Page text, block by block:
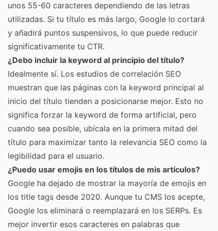
unos 55-60 caracteres dependiendo de las letras
utilizadas. Si tu título es más largo, Google lo cortará
y añadirá puntos suspensivos, lo que puede reducir
significativamente tu CTR.
¿Debo incluir la keyword al principio del título?
Idealmente sí. Los estudios de correlación SEO
muestran que las páginas con la keyword principal al
inicio del título tienden a posicionarse mejor. Esto no
significa forzar la keyword de forma artificial, pero
cuando sea posible, ubícala en la primera mitad del
título para maximizar tanto la relevancia SEO como la
legibilidad para el usuario.
¿Puedo usar emojis en los títulos de mis artículos?
Google ha dejado de mostrar la mayoría de emojis en
los title tags desde 2020. Aunque tu CMS los acepte,
Google los eliminará o reemplazará en los SERPs. Es
mejor invertir esos caracteres en palabras que